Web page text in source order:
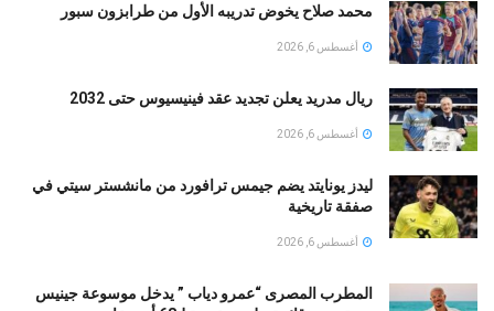
محمد صلاح يخوض تدريبه الأول من طرابزون سبور
أغسطس 6, 2026
ريال مدريد يعلن تجديد عقد فينيسيوس حتى 2032
أغسطس 6, 2026
ليدز يونايتد يضم جيمس ترافورد من مانشستر سيتي في
صفقة تاريخية
أغسطس 6, 2026
المطرب المصرى “عمرو دياب ” يدخل موسوعة جينيس